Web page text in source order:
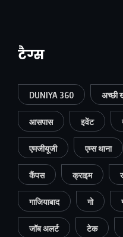
टैग्स
DUNIYA 360 अच्छी
आसपास इवेंट
एमजीयूजी एम्स थाना
कैंपस क्राइम
गाजियाबाद गो
जॉब अलर्ट टेक